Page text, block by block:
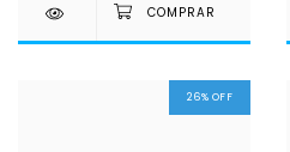
26% OFF